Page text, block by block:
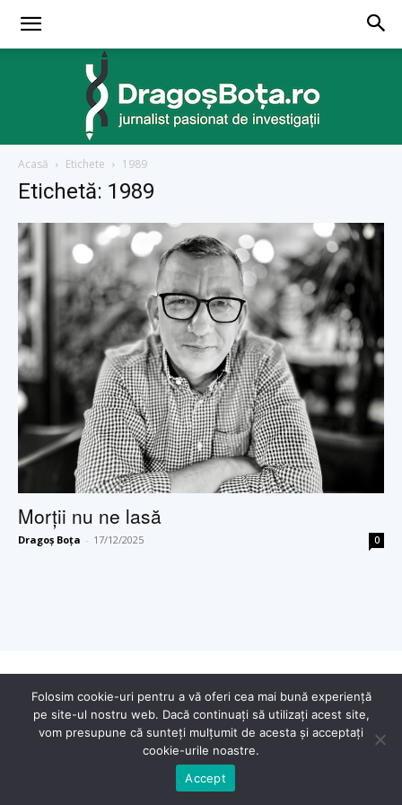
Acasă Etichete 1989
Etichetă: 1989
Morții nu ne lasă
Dragoș Boța - 17/12/2025 0
© Copyright - 2025 Dragoș Boța
Folosim cookie-uri pentru a vă oferi cea mai bună experiență
pe site-ul nostru web. Dacă continuați să utilizați acest site,
vom presupune că sunteți mulțumit de acesta și acceptați
cookie-urile noastre.
Accept